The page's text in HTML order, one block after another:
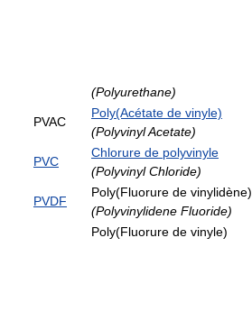
(Polyurethane)
PVAC
Poly(Acétate de vinyle)
(Polyvinyl Acetate)
PVC
Chlorure de polyvinyle
(Polyvinyl Chloride)
PVDF
Poly(Fluorure de vinylidène)
(Polyvinylidene Fluoride)
Poly(Fluorure de vinyle)